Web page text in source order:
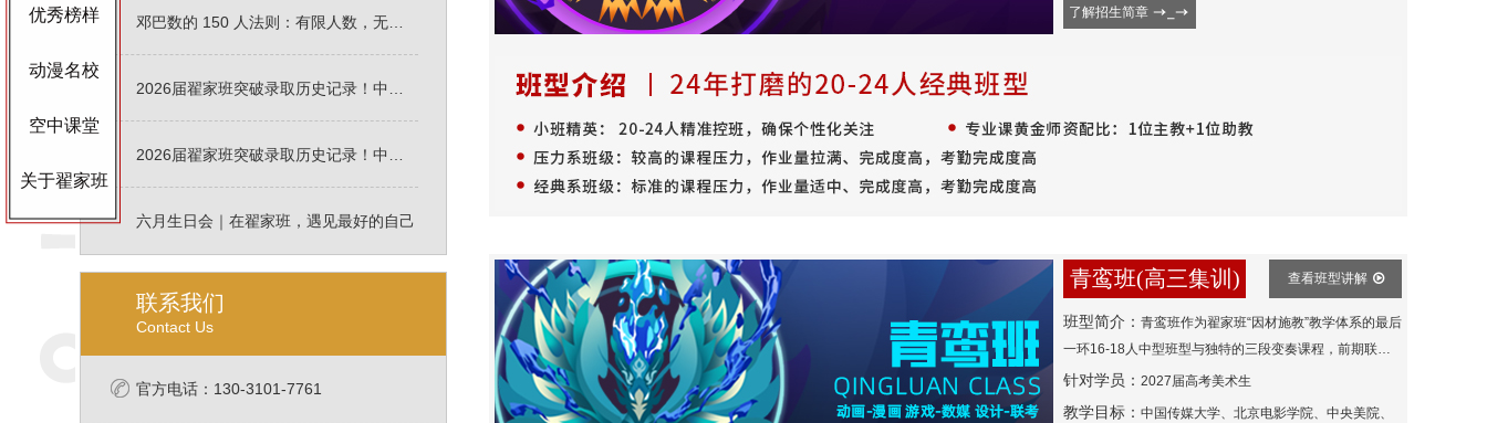
六月生日会｜在翟家班，遇见最好的自己
联系我们
Contact Us
官方电话：130-3101-7761
了解招生简章
青鸾班(高三集训) 查看班型讲解
班型简介： 青鸾班作为翟家班“因材施教”教学体系的最后
一环16-18人中型班型与独特的三段变奏课程，前期联考
筑基、中期动漫游专项爆破、后期校考考前冲刺的阶段性
设计，用整块时间死磕专项技能。同时青鸾班的核心价值
针对学员： 2027届高考美术生
教学目标： 中国传媒大学、北京电影学院、中央美院、
优秀榜样
动漫名校
空中课堂
关于翟家班